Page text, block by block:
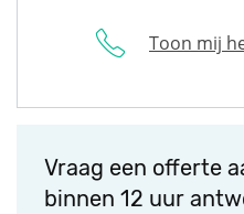
Toon mij
Vraag een offerte
binnen 12 uur